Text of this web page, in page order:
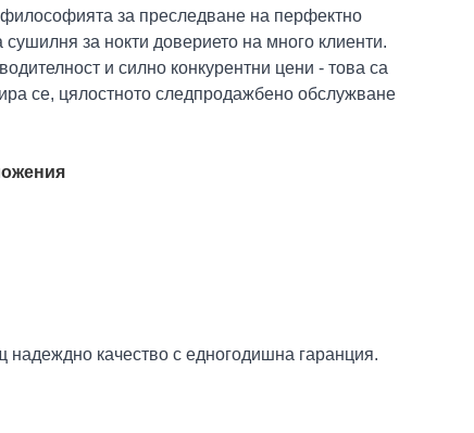
за преследване на перфектно
за нокти доверието на много клиенти.
и силно конкурентни цени - това са
се, цялостното следпродажбено обслужване
качество с едногодишна гаранция.